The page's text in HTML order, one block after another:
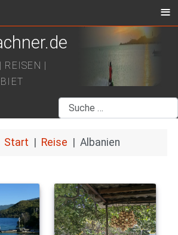
REISEN |
Suchen
Start Reise Albanien
≡